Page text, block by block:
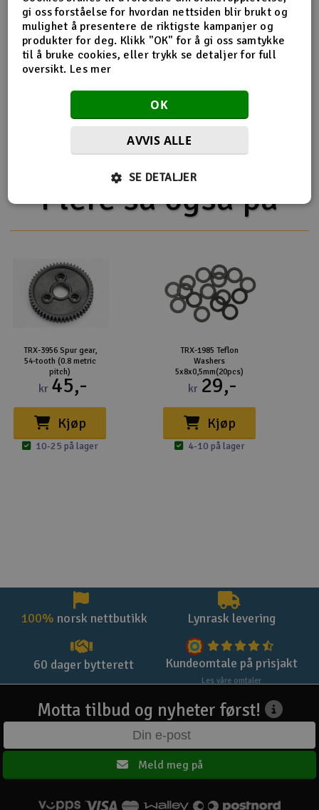
Solenergi
Sparkesykler & elkjøretøy
Verktøy, utstyr & tilbehør
Flere detaljer
Produktet er
forbundet med
Traxxas Slash 4x4 BL-2S RTR TQ
Green
Traxxas Slash 4x4 BL-2S RTR TQ Red
Flere så også på
TRX-3956 Spur gear,
54-tooth (0.8 metric
pitch)
kr 45,-
Kjøp
10-25 på lager
TRX-1985 Teflon
Washers
5x8x0,5mm(20pcs)
kr 29,-
Kjøp
4-10 på lager
100% norsk nettbutikk Lynrask levering
60 dager bytterett Kundeomtale på prisjakt
Les våre omtaler
Motta tilbud og nyheter først!
Meld meg på
gi oss forståelse for hvordan nettsiden blir brukt og
mulighet å presentere de riktigste kampanjer og
produkter for deg. Klikk "OK" for å gi oss samtykke
til å bruke cookies, eller trykk se detaljer for full
oversikt. Les mer
OK
AVVIS ALLE
SE DETALJER